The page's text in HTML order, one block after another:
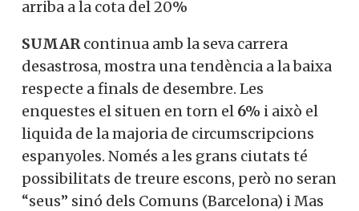
arriba a la cota del 20%
SUMARcontinua amb la seva carrera
desastrosa, mostra una tendència a la baixa
respecte a finals de desembre. Les
enquestes el situen en torn el 6% i això el
liquida de la majoria de circumscripcions
espanyoles. Només a les grans ciutats té
possibilitats de treure escons, però no seran
“seus” sinó dels Comuns (Barcelona) i Mas